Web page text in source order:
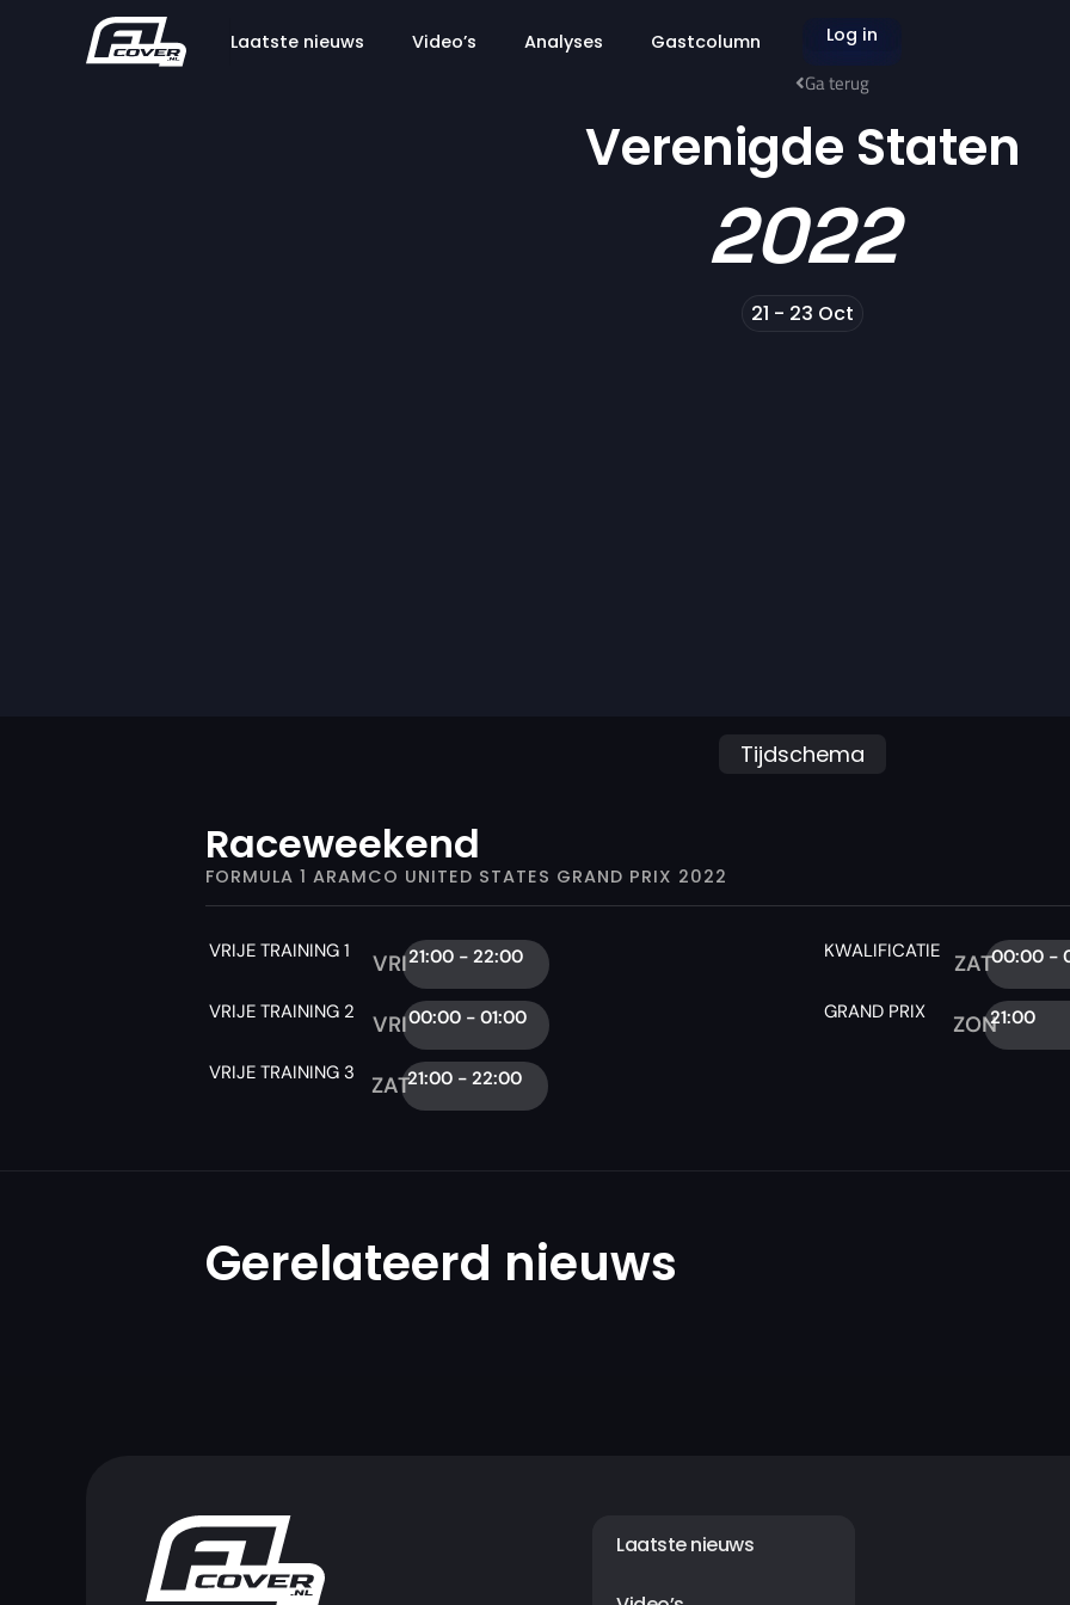
Laatste nieuws Video’s Analyses Gastcolumn Log in
Ga terug
Verenigde Staten
2022
21 - 23 Oct
Tijdschema
Raceweekend
FORMULA 1 ARAMCO UNITED STATES GRAND PRIX 2022
VRIJE TRAINING 1 VRI21:00 - 22:00 KWALIFICATIE ZAT00:00 -
VRIJE TRAINING 2 VRI00:00 - 01:00 GRAND PRIX ZON21:00
VRIJE TRAINING 3 ZAT21:00 - 22:00
Gerelateerd nieuws
Laatste nieuws